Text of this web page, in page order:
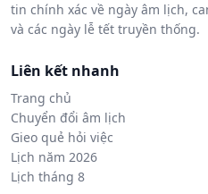
tin chính xác về ngày âm lịch,
và các ngày lễ tết truyền thống.
Liên kết nhanh
Trang chủ
Chuyển đổi âm lịch
Gieo quẻ hỏi việc
Lịch năm 2026
Lịch tháng 8